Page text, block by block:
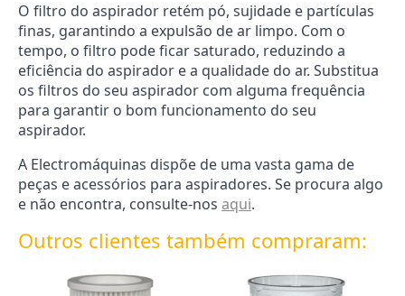
O filtro do aspirador retém pó, sujidade e partículas
finas, garantindo a expulsão de ar limpo. Com o
tempo, o filtro pode ficar saturado, reduzindo a
eficiência do aspirador e a qualidade do ar. Substitua
os filtros do seu aspirador com alguma frequência
para garantir o bom funcionamento do seu
aspirador.
A Electromáquinas dispõe de uma vasta gama de
peças e acessórios para aspiradores. Se procura algo
e não encontra, consulte-nos aqui.
Outros clientes também compraram: